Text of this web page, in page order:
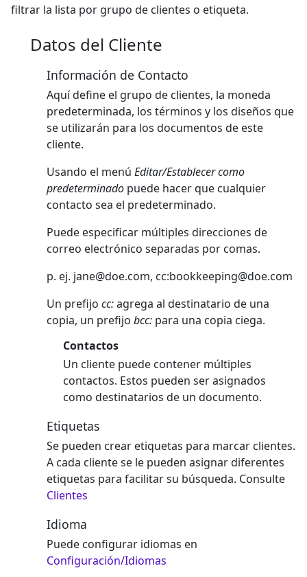
filtrar la lista por grupo de clientes o etiqueta.
Datos del Cliente
Información de Contacto
Aquí define el grupo de clientes, la moneda
predeterminada, los términos y los diseños que
se utilizarán para los documentos de este
cliente.
Usando el menú Editar/Establecer como
predeterminado puede hacer que cualquier
contacto sea el predeterminado.
Puede especificar múltiples direcciones de
correo electrónico separadas por comas.
p. ej. jane@doe.com, cc:bookkeeping@doe.com
Un prefijo cc:agrega al destinatario de una
copia, un prefijo bcc: para una copia ciega.
Contactos
Un cliente puede contener múltiples
contactos. Estos pueden ser asignados
como destinatarios de un documento.
Etiquetas
Se pueden crear etiquetas para marcar clientes.
A cada cliente se le pueden asignar diferentes
etiquetas para facilitar su búsqueda. Consulte
Clientes
Idioma
Puede configurar idiomas en
Configuración/Idiomas